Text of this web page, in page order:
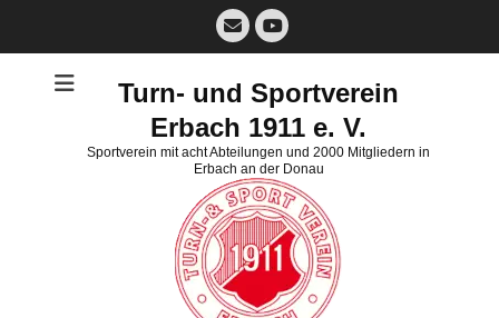
E-
MailYouTube
Turn- und Sportverein
Erbach 1911 e. V.
Sportverein mit acht Abteilungen und 2000 Mitgliedern in
Erbach an der Donau